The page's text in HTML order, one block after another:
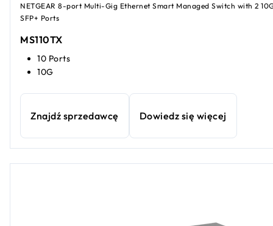
NETGEAR 8-port Multi-Gig Ethernet Smart Managed Switch with 2
SFP+ Ports
MS110TX
10 Ports
10G
Znajdź sprzedawcę Dowiedz się więcej